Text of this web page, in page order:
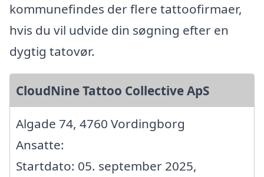
kommunefindes der flere tattoofirmaer,
hvis du vil udvide din søgning efter en
dygtig tatovør.
CloudNine Tattoo Collective ApS
Algade 74, 4760 Vordingborg
Ansatte:
Startdato: 05. september 2025,